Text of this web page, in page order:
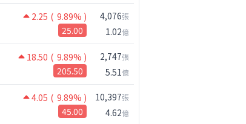
20,962.11
37.6%
40.0%
15,093.37
42.6%
43.5%
8,392.54
41.6%
39.2%
2.25 ( 9.89% )
25.00
4,076張
1.02億
18.50 ( 9.89% )
205.50
2,747張
5.51億
4.05 ( 9.89% )
45.00
10,397張
4.62億